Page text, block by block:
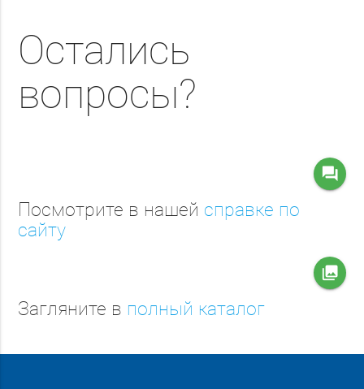
Остались
вопросы?
question_answer
Посмотрите в нашей справке по
сайту
collections
Загляните в полный каталог